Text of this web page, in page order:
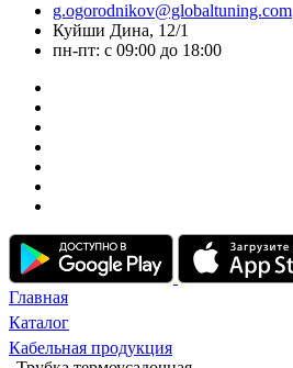
g.ogorodnikov@globaltuning.com
Куйши Дина, 12/1
пн-пт: с 09:00 до 18:00
Главная
Каталог
Кабельная продукция